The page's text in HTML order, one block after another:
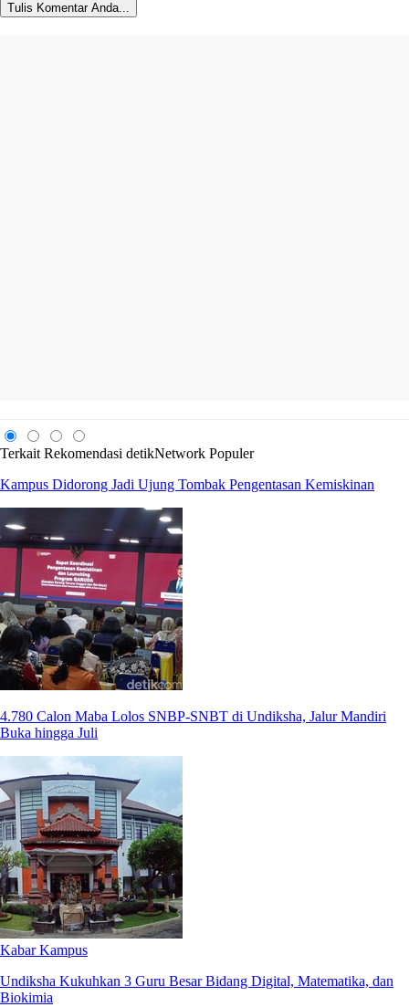
Tulis Komentar Anda...
Terkait Rekomendasi detikNetwork Populer
Kampus Didorong Jadi Ujung Tombak Pengentasan Kemiskinan
4.780 Calon Maba Lolos SNBP-SNBT di Undiksha, Jalur Mandiri
Buka hingga Juli
Kabar Kampus
Undiksha Kukuhkan 3 Guru Besar Bidang Digital, Matematika, dan
Biokimia